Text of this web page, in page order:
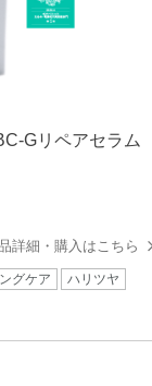
Gリペアセラム
詳細・購入はこちら
グケア ハリツヤ